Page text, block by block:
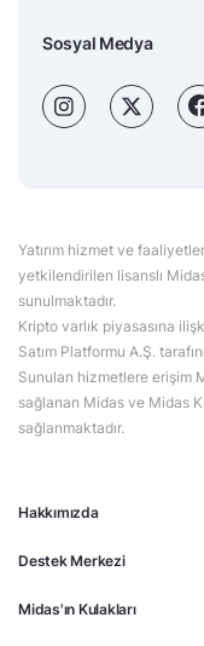
Hakkımızda
Destek Merkezi
Midas'ın Kulakları
Sosyal Medya
Yatırım hizmet ve
yetkilendirilen lisanslı
sunulmaktadır.
Kripto varlık piyasasına
Satım Platformu A.Ş.
Sunulan hizmetlere erişim
sağlanan Midas ve Midas
sağlanmaktadır.